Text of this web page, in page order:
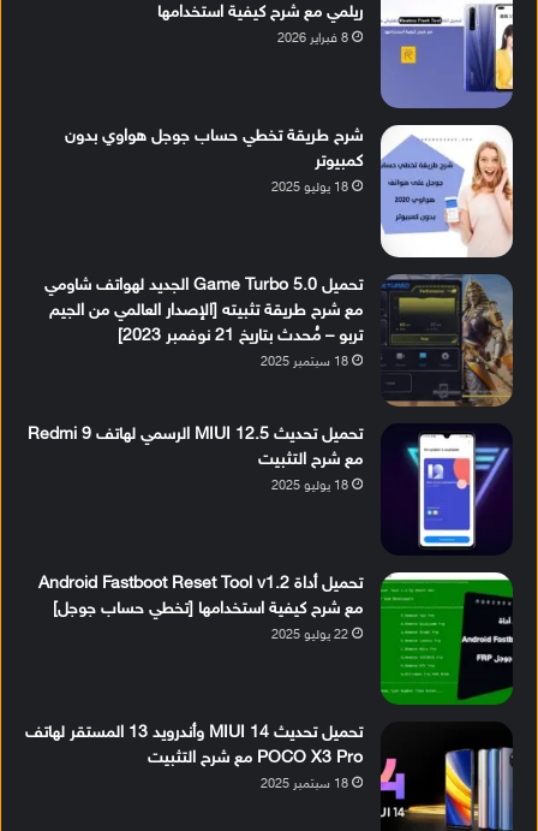
ريلمي مع شرح كيفية استخدامها
8 فبراير 2026
شرح طريقة تخطي حساب جوجل هواوي بدون
كمبيوتر
18 يوليو 2025
تحميل Game Turbo 5.0 الجديد لهواتف شاومي
مع شرح طريقة تثبيته [الإصدار العالمي من الجيم
تربو – مُحدث بتاريخ 21 نوفمبر 2023]
18 سبتمبر 2025
تحميل تحديث MIUI 12.5 الرسمي لهاتف Redmi 9
مع شرح التثبيت
18 يوليو 2025
تحميل أداة Android Fastboot Reset Tool v1.2
مع شرح كيفية استخدامها [تخطي حساب جوجل]
22 يوليو 2025
تحميل تحديث MIUI 14 وأندرويد 13 المستقر لهاتف
POCO X3 Pro مع شرح التثبيت
18 سبتمبر 2025